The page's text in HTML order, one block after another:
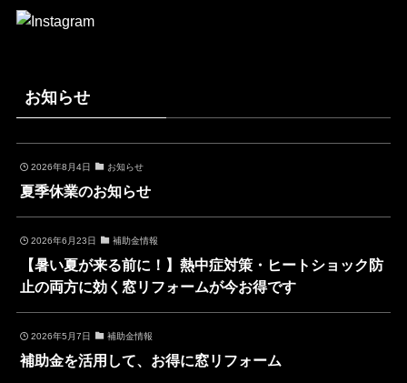
お知らせ
2026年8月4日 お知らせ
夏季休業のお知らせ
2026年6月23日 補助金情報
【暑い夏が来る前に！】熱中症対策・ヒートショック防
止の両方に効く窓リフォームが今お得です
2026年5月7日 補助金情報
補助金を活用して、お得に窓リフォーム